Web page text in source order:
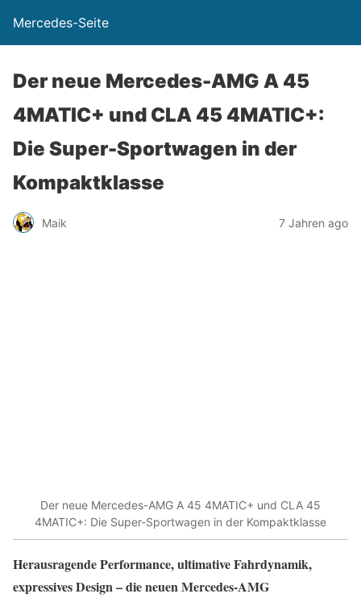
Mercedes-Seite
Der neue Mercedes-AMG A 45
4MATIC+ und CLA 45 4MATIC+:
Die Super-Sportwagen in der
Kompaktklasse
Maik 7 Jahren ago
Der neue Mercedes-AMG A 45 4MATIC+ und CLA 45
4MATIC+: Die Super-Sportwagen in der Kompaktklasse
Herausragende Performance, ultimative Fahrdynamik,
expressives Design – die neuen Mercedes-AMG